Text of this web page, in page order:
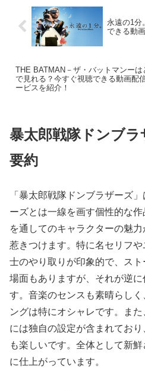
永遠の1分
できる動
THE BATMAN－ザ・バットマンーは
で見れる？今すぐ視聴できる動画配
ービスを紹介！
暴太郎戦隊ドンブ
要約
「暴太郎戦隊ドンブラザーズ
ーズとは一線を画す個性的な
を通してのキャラクターの魅
惹きつけます。特に名セリフ
士のやり取りが印象的で、ス
場面もありますが、それが逆
す。音楽のセンスも素晴らし
ングは特にオシャレです。ま
には独自の設定が含まれてお
も楽しいです。全体として新
に仕上がっています。